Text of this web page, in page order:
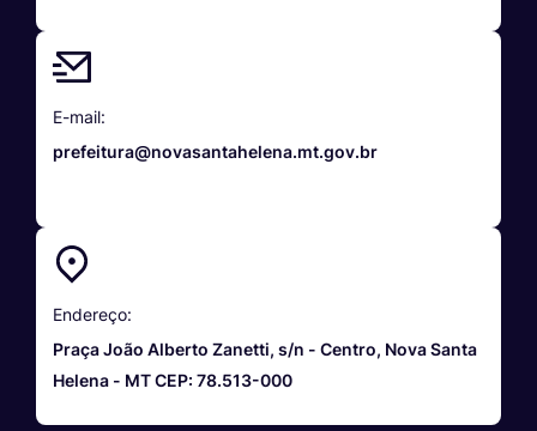
E-mail:
prefeitura@novasantahelena.mt.gov.br
Endereço:
Praça João Alberto Zanetti, s/n - Centro, Nova Santa
Helena - MT CEP: 78.513-000